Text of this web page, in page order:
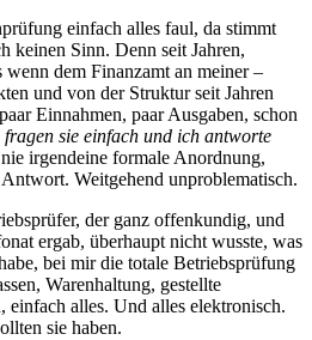
einfach alles faul, da stimmt
keinen Sinn. Denn seit Jahren,
wenn dem Finanzamt an meiner –
und von der Struktur seit Jahren
Einnahmen, paar Ausgaben, schon
fragen sie einfach und ich antworte
irgendeine formale Anordnung,
Weitgehend unproblematisch.
der ganz offenkundig, und
ergab, überhaupt nicht wusste, was
bei mir die totale Betriebsprüfung
Warenhaltung, gestellte
einfach alles. Und alles elektronisch.
sie haben.